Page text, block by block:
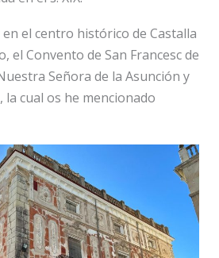
el centro histórico de Castalla
el Convento de San Francesc de
Señora de la Asunción y
la cual os he mencionado